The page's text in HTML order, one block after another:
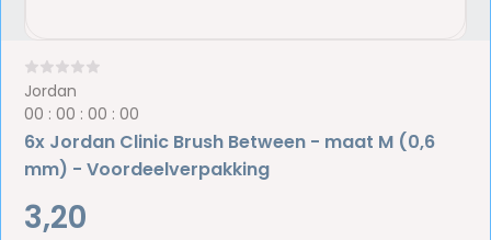
Jordan
00 :00 :00 :00
6x Jordan Clinic Brush Between - maat M (0,6
mm) - Voordeelverpakking
3,20